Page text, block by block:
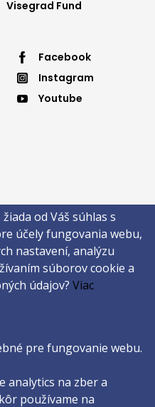
Visegrad Fund
Footer
menu
Facebook
Instagram
Youtube
univerzita v Trnave
od Váš súhlas s
účely fungovania webu,
nastavení, analýzu
súborov cookie a
údajov?Viac
pre fungovanie webu.
analytics na zber a
používame na